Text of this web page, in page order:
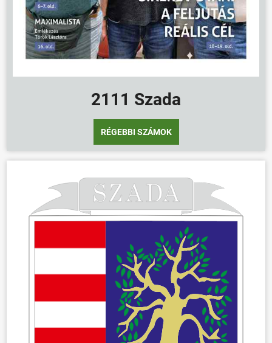
ÖNKORMÁNYZAT
KÖZÖSSÉG
HÍREK
VÁLASZTÁSOK
2111 Szada
RÉGEBBI SZÁMOK